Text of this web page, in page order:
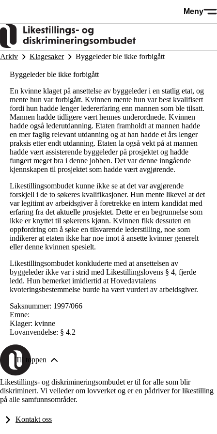
Meny
Arkiv Klagesaker Byggeleder ble ikke forbigått
Byggeleder ble ikke forbigått
En kvinne klaget på ansettelse av byggeleder i en statlig etat, og
mente hun var forbigått. Kvinnen mente hun var best kvalifisert
fordi hun hadde lenger ledererfaring enn mannen som ble tilsatt.
Mannen hadde tidligere vært hennes underordnede. Kvinnen
hadde også lederutdanning. Etaten framholdt at mannen hadde
en mer faglig relevant utdanning og at han hadde et års lenger
praksis etter endt utdanning. Etaten la også vekt på at mannen
hadde vært assisterende byggeleder på prosjektet og hadde
fungert meget bra i denne jobben. Det var denne inngående
kjennskapen til prosjektet som hadde vært avgjørende.
Likestillingsombudet kunne ikke se at det var avgjørende
forskjell i de to søkeres kvalifikasjoner. Hun mente likevel at det
var legitimt av arbeidsgiver å foretrekke en intern kandidat med
erfaring fra det aktuelle prosjektet. Dette er en begrunnelse som
ikke er knyttet til søkerens kjønn. Kvinnen fikk dessuten en
oppfordring om å søke en tilsvarende lederstilling, noe som
indikerer at etaten ikke har noe imot å ansette kvinner generelt
eller denne kvinnen spesielt.
Likestillingsombudet konkluderte med at ansettelsen av
byggeleder ikke var i strid med Likestillingslovens § 4, fjerde
ledd. Hun bemerket imidlertid at Hovedavtalens
kvoteringsbestemmelse burde ha vært vurdert av arbeidsgiver.
Saksnummer: 1997/066
Emne:
Klager: kvinne
Lovanvendelse: § 4.2
Til toppen
Likestillings- og diskrimineringsombudet er til for alle som blir
diskriminert. Vi veileder om lovverket og er en pådriver for likestilling
på alle samfunnsområder.
Kontakt oss